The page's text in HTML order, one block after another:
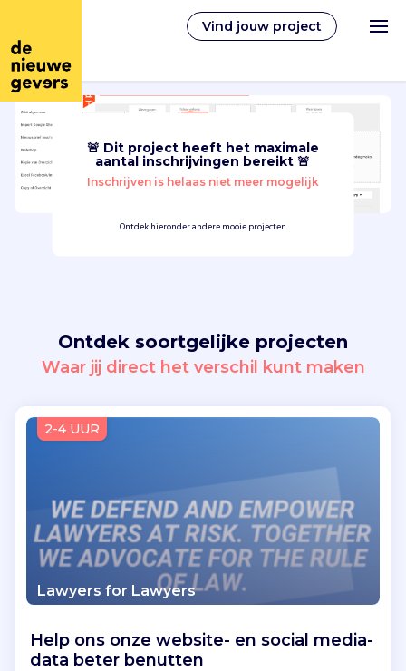
Vind jouw project
Nederlands
Vind jouw project
Inloggen
🚨 Dit project heeft het maximale
aantal inschrijvingen bereikt 🚨
Inschrijven is helaas niet meer mogelijk
Ontdek hieronder andere mooie projecten
Ontdek soortgelijke projecten
Waar jij direct het verschil kunt maken
2-4 UUR
Lawyers for Lawyers
Help ons onze website- en social media-
data beter benutten